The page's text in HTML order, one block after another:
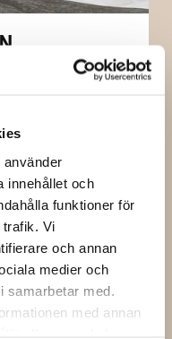
innehållet och
funktioner för
Vi
och annan
medier och
med.
med annan